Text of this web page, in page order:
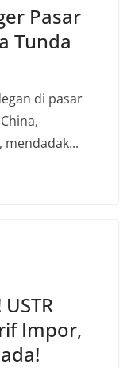
Pasar
Tunda
di pasar
mendadak...
Impor,